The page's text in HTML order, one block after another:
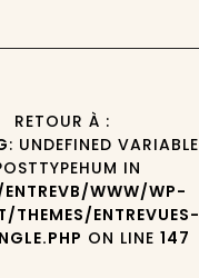
RETOUR À :
: UNDEFINED VARIABLE
IN
WWW/WP-
THEMES/ENTREVUES-
ON LINE 147